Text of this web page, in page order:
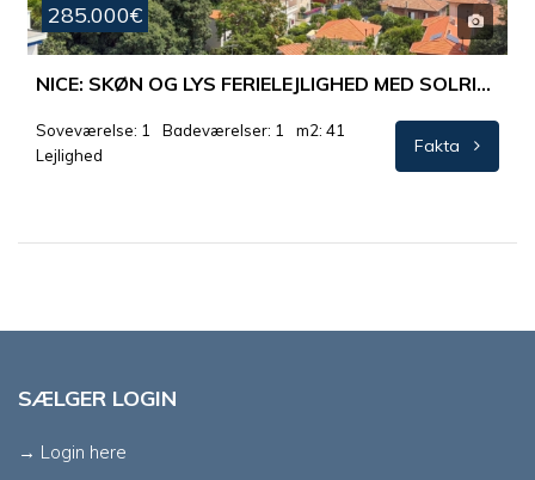
285.000€
NICE: SKØN OG LYS FERIELEJLIGHED MED SOLRIG TERRASSE OG GÅAFSTAND TIL MIDDELHAVET
Soveværelse: 1 Badeværelser: 1
m2: 41
Lejlighed
Fakta
SÆLGER LOGIN
→ Login here